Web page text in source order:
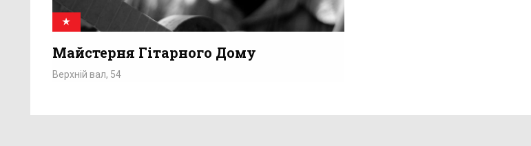
★
Майстерня Гітарного Дому
Верхній вал, 54